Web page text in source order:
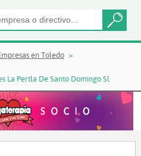
en Toledo
La Pertla De Santo Domingo Sl